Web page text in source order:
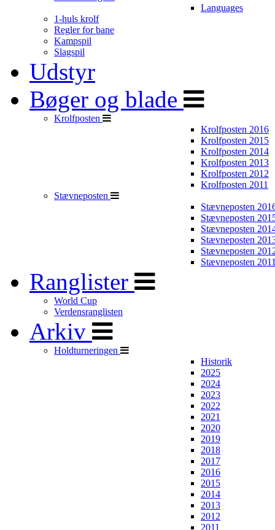
Languages
1-huls krolf
Regler for bane
Kampspil
Slagspil
Udstyr
Bøger og blade
Krolfposten
Krolfposten 2016
Krolfposten 2015
Krolfposten 2014
Krolfposten 2013
Krolfposten 2012
Krolfposten 2011
Stævneposten
Stævneposten
Stævneposten
Stævneposten
Stævneposten
Stævneposten
Stævneposten
Ranglister
World Cup
Verdensranglisten
Arkiv
Holdturneringen
Historik
2025
2024
2023
2022
2021
2020
2019
2018
2017
2016
2015
2014
2013
2012
2011